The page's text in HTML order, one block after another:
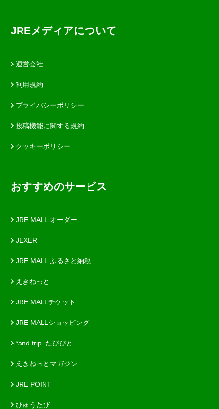
JREメディアについて
運営会社
利用規約
プライバシーポリシー
投稿機能に関する規約
クッキーポリシー
おすすめのサービス
JRE MALL オーダー
JEXER
JRE MALL ふるさと納税
えきねっと
JRE MALLチケット
JRE MALLショッピング
*and trip. たびびと
えきねっとマガジン
JRE POINT
びゅうたび